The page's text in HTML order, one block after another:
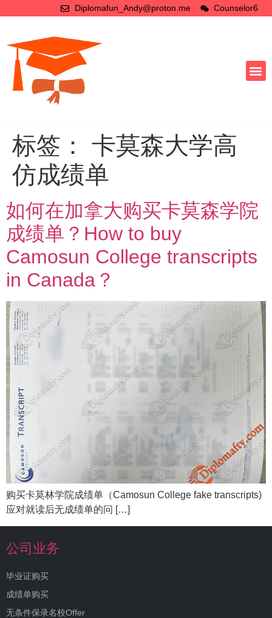
Diplomafun_Andy@proton.me Counselor6
标签： 卡莫森大学高
仿成绩单
如何在加拿大购买卡莫森学院
成绩单？How to buy
Camosun College transcripts
in Canada？
购买卡莫林学院成绩单（Camosun College fake transcripts)
应对就读后无成绩单的问 […]
公司业务
毕业证购买
成绩单购买
无条件保录名校Offer